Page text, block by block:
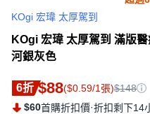
KOgi 宏瑋 太厚駕到
KOgi 宏瑋 太厚駕到 滿版
河銀灰色
6折 $88($0.59/1張)$148
$60首購折扣價·折扣剩下14